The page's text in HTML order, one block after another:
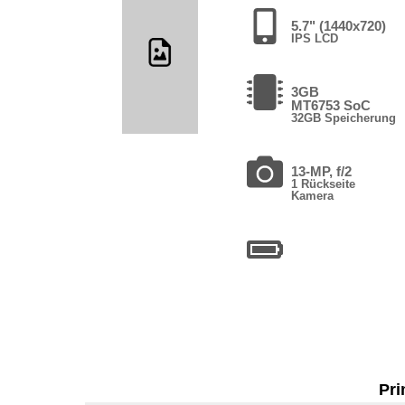
5.7" (1440x720)
IPS LCD
3GB
MT6753 SoC
32GB Speicherung
13-MP, f/2
1 Rückseite
Kamera